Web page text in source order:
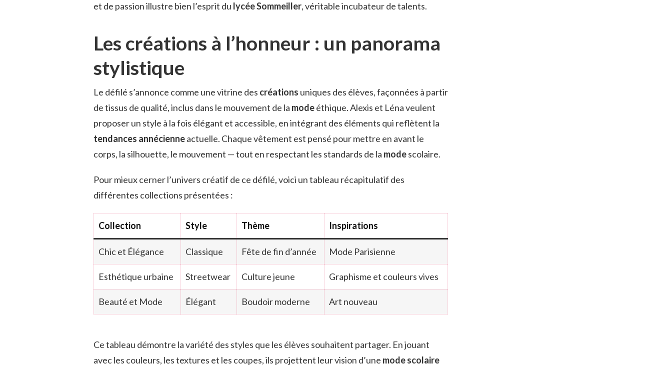
et de passion illustre bien l’esprit du lycée Sommeiller, véritable incubateur de talents.
Les créations à l’honneur : un panorama
stylistique
Le défilé s’annonce comme une vitrine des créations uniques des élèves, façonnées à partir
de tissus de qualité, inclus dans le mouvement de la modeéthique. Alexis et Léna veulent
proposer un style à la fois élégant et accessible, en intégrant des éléments qui reflètent la
tendances annécienneactuelle. Chaque vêtement est pensé pour mettre en avant le
corps, la silhouette, le mouvement — tout en respectant les standards de la modescolaire.
Pour mieux cerner l’univers créatif de ce défilé, voici un tableau récapitulatif des
différentes collections présentées :
Collection Style Thème Inspirations
Chic et Élégance Classique Fête de fin d’année Mode Parisienne
Esthétique urbaine Streetwear Culture jeune Graphisme et couleurs vives
Beauté et Mode Élégant Boudoir moderne Art nouveau
Ce tableau démontre la variété des styles que les élèves souhaitent partager. En jouant
avec les couleurs, les textures et les coupes, ils projettent leur vision d’une mode scolaire